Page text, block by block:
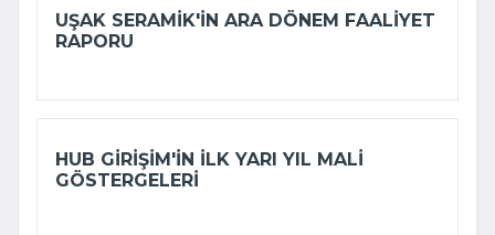
UŞAK SERAMIK'IN ARA DÖNEM FAALIYET
RAPORU
HUB GIRIŞIM'IN ILK YARI YIL MALI
GÖSTERGELERI